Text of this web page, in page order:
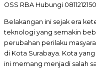
OSS RBA Hubungi
Belakangan ini sejak era
teknologi yang semakin
perubahan perilaku
di Kota Surabaya. Kota
ini memang menjadi salah